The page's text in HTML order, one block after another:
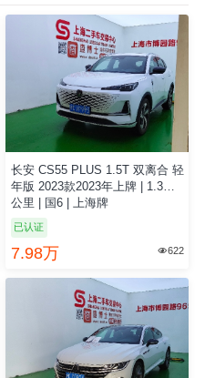
长安 CS55 PLUS 1.5T 双离合 轻
年版 2023款2023年上牌 | 1.3万
公里 | 国6 | 上海牌
已认证
7.98万 622